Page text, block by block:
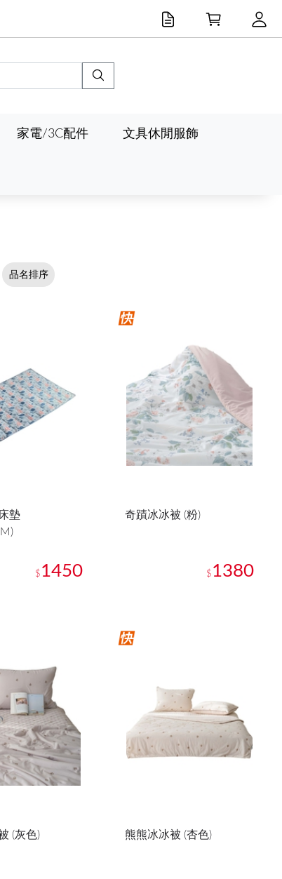
家電/3C配件 文具休閒服飾
品名排序
墊
$ 1450
奇蹟冰冰被 (粉)
$ 1380
(灰色) 熊熊冰冰被 (杏色)